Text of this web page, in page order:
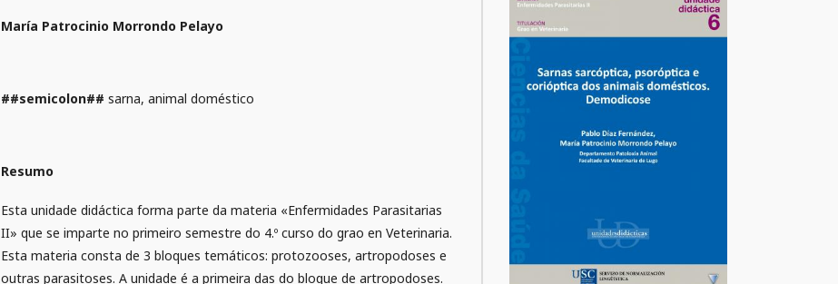
María Patrocinio Morrondo Pelayo
##semicolon## sarna, animal doméstico
Resumo
Esta unidade didáctica forma parte da materia «Enfermidades Parasitarias
II» que se imparte no primeiro semestre do 4.º curso do grao en Veterinaria.
Esta materia consta de 3 bloques temáticos: protozooses, artropodoses e
outras parasitoses. A unidade é a primeira das do bloque de artropodoses.